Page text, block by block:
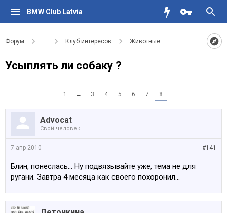
BMW Club Latvia
Форум ... Клуб интересов Животные
Усыплять ли собаку ?
1 ← 3 4 5 6 7 8
Advocat
Свой человек
#141
7 апр 2010
Блин, понеслась... Ну подвязывайте уже, тема не для
ругани. Завтра 4 месяца как своего похоронил...